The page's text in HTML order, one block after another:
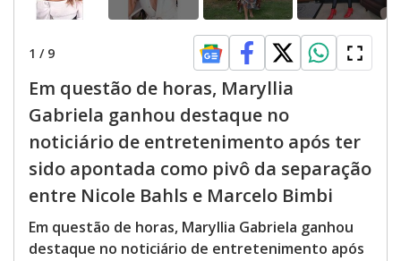
1 / 9
Em questão de horas, Maryllia
Gabriela ganhou destaque no
noticiário de entretenimento após ter
sido apontada como pivô da separação
entre Nicole Bahls e Marcelo Bimbi
Em questão de horas, Maryllia Gabriela ganhou
destaque no noticiário de entretenimento após